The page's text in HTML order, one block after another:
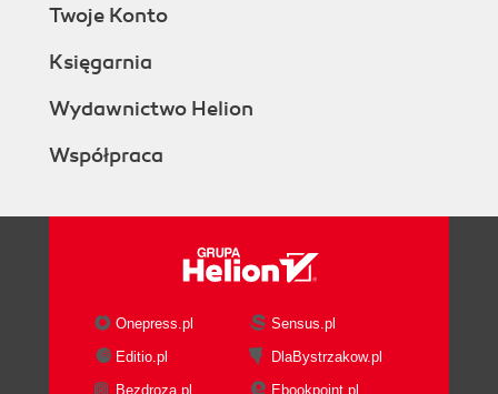
Twoje Konto
Księgarnia
Wydawnictwo Helion
Współpraca
Onepress.pl
Sensus.pl
Editio.pl
DlaBystrzakow.pl
Bezdroza.pl
Ebookpoint.pl